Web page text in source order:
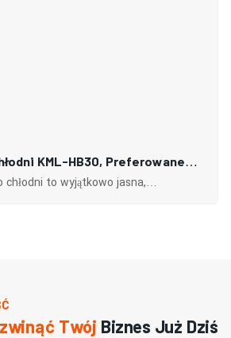
KML-HB30, Preferowane
Do Chłodni.
chłodni to wyjątkowo jasna,
Twój Biznes Już Dziś